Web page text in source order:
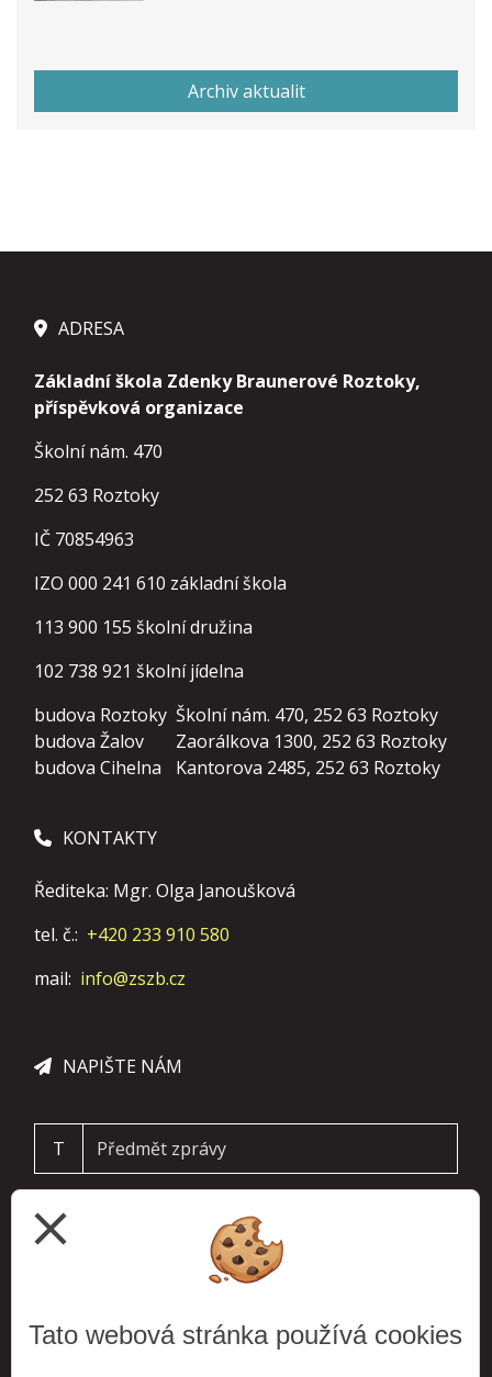
Archiv aktualit
ADRESA
Základní škola Zdenky Braunerové Roztoky,
příspěvková organizace
Školní nám. 470
252 63 Roztoky
IČ 70854963
IZO 000 241 610 základní škola
113 900 155 školní družina
102 738 921 školní jídelna
budova Roztoky Školní nám. 470, 252 63 Roztoky
budova Žalov
Zaorálkova 1300, 252 63 Roztoky
budova Cihelna
Kantorova 2485, 252 63 Roztoky
KONTAKTY
Řediteka: Mgr. Olga Janoušková
tel. č.: +420 233 910 580
mail: info@zszb.cz
NAPIŠTE NÁM
T
close
Tato webová stránka používá cookies